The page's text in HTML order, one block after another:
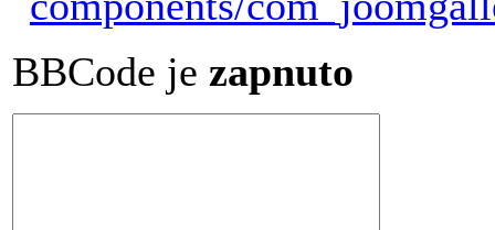
BBCode je zapnuto